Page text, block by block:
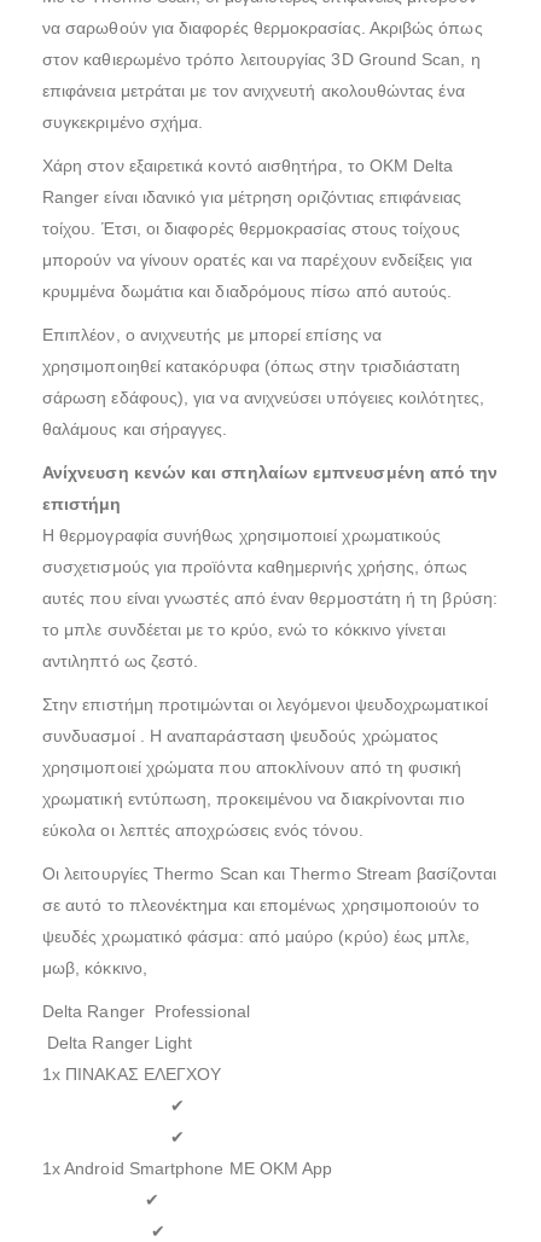
να σαρωθούν για διαφορές θερμοκρασίας. Ακριβώς όπως
στον καθιερωμένο τρόπο λειτουργίας 3D Ground Scan, η
επιφάνεια μετράται με τον ανιχνευτή ακολουθώντας ένα
συγκεκριμένο σχήμα.
Χάρη στον εξαιρετικά κοντό αισθητήρα, το OKM Delta
Ranger είναι ιδανικό για μέτρηση οριζόντιας επιφάνειας
τοίχου. Έτσι, οι διαφορές θερμοκρασίας στους τοίχους
μπορούν να γίνουν ορατές και να παρέχουν ενδείξεις για
κρυμμένα δωμάτια και διαδρόμους πίσω από αυτούς.
Επιπλέον, ο ανιχνευτής με μπορεί επίσης να
χρησιμοποιηθεί κατακόρυφα (όπως στην τρισδιάστατη
σάρωση εδάφους), για να ανιχνεύσει υπόγειες κοιλότητες,
θαλάμους και σήραγγες.
Ανίχνευση κενών και σπηλαίων εμπνευσμένη από την
επιστήμη
Η θερμογραφία συνήθως χρησιμοποιεί χρωματικούς
συσχετισμούς για προϊόντα καθημερινής χρήσης, όπως
αυτές που είναι γνωστές από έναν θερμοστάτη ή τη βρύση:
το μπλε συνδέεται με το κρύο, ενώ το κόκκινο γίνεται
αντιληπτό ως ζεστό.
Στην επιστήμη προτιμώνται οι λεγόμενοι ψευδοχρωματικοί
συνδυασμοί . Η αναπαράσταση ψευδούς χρώματος
χρησιμοποιεί χρώματα που αποκλίνουν από τη φυσική
χρωματική εντύπωση, προκειμένου να διακρίνονται πιο
εύκολα οι λεπτές αποχρώσεις ενός τόνου.
Οι λειτουργίες Thermo Scan και Thermo Stream βασίζονται
σε αυτό το πλεονέκτημα και επομένως χρησιμοποιούν το
ψευδές χρωματικό φάσμα: από μαύρο (κρύο) έως μπλε,
μωβ, κόκκινο,
Delta Ranger Professional
Delta Ranger Light
1x ΠΙΝΑΚΑΣ ΕΛΕΓΧΟΥ
✔
✔
1x Android Smartphone ΜΕ OKM App
✔
✔